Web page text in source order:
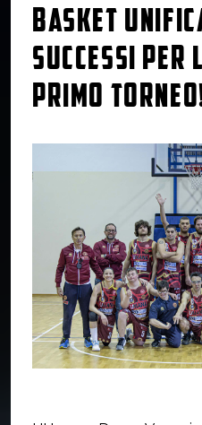
BASKET
SUCCESSI PER
PRIMO